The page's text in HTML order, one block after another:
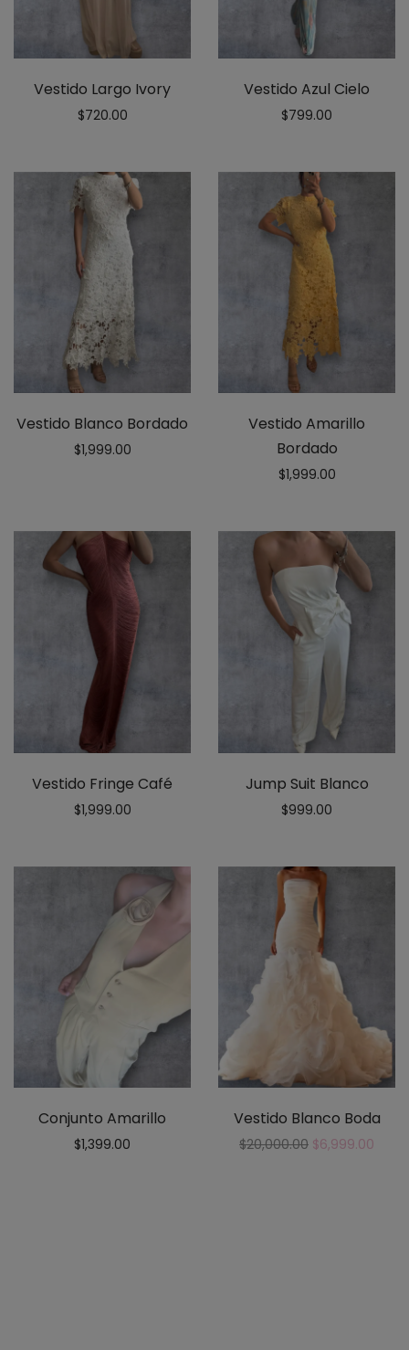
Vestido Largo Ivory
$720.00
Vestido Azul Cielo
$799.00
Vestido Blanco Bordado
$1,999.00
Vestido Amarillo
Bordado
$1,999.00
Vestido Fringe Café
$1,999.00
Jump Suit Blanco
$999.00
Conjunto Amarillo
$1,399.00
Vestido Blanco Boda
$20,000.00 $6,999.00